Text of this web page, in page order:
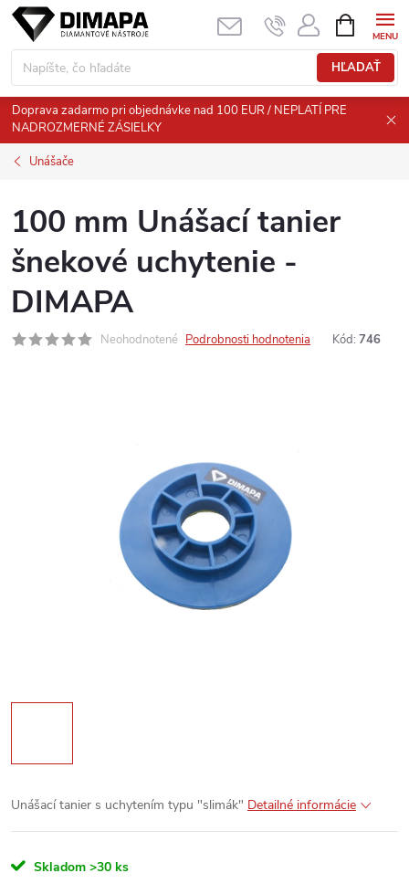
Prejsť
obsah
HĽADAŤ
KOŠÍK
Doprava zadarmo pri objednávke nad 100 EUR / NEPLATÍ PRE
NADROZMERNÉ ZÁSIELKY
Unášače
100 mm Unášací tanier
šnekové uchytenie -
DIMAPA
Neohodnotené Podrobnosti hodnotenia Kód: 746
Unášací tanier s uchytením typu "slimák" Detailné informácie
Skladom >30 ks